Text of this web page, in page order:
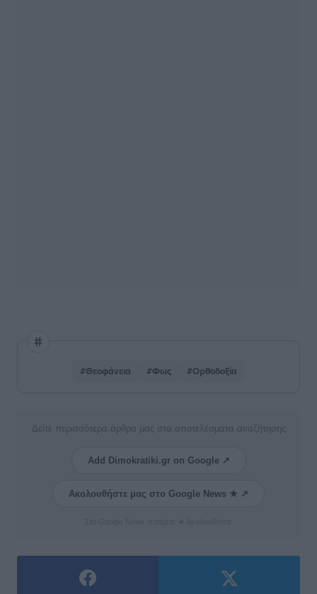
#Θεοφάνεια #Φως #Ορθοδοξία
Δείτε περισσότερα άρθρα μας στα αποτελέσματα αναζήτησης
Add Dimokratiki.gr on Google ↗
Ακολουθήστε μας στο Google News ★ ↗